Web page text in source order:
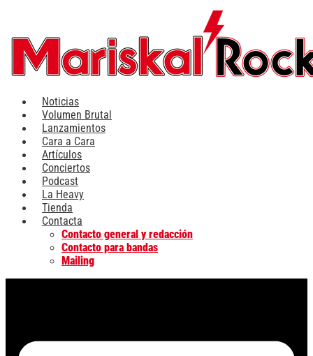
contenido
Noticias
Volumen Brutal
Lanzamientos
Cara a Cara
Artículos
Conciertos
Podcast
La Heavy
Tienda
Contacta
Contacto general y redacción
Contacto para bandas
Mailing